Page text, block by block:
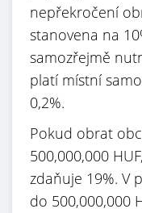
nepřekročení
stanovena na
samozřejmě
platí místní
0,2%.
Pokud obrat
500,000,000
zdaňuje 19%. V
do 500,000,000